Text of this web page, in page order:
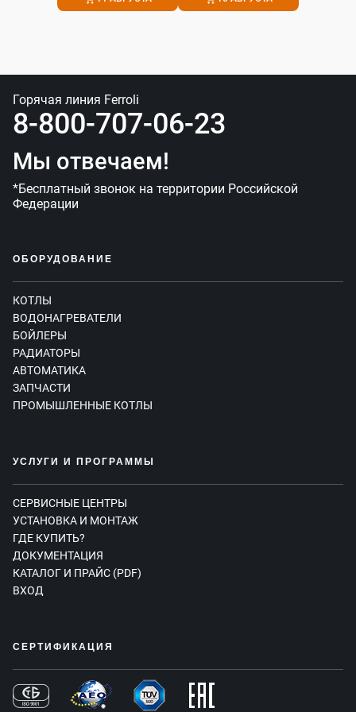
Горячая линия Ferroli
8-800-707-06-23
Мы отвечаем!
*Бесплатный звонок на территории Российской
Федерации
ОБОРУДОВАНИЕ
КОТЛЫ
ВОДОНАГРЕВАТЕЛИ
БОЙЛЕРЫ
РАДИАТОРЫ
АВТОМАТИКА
ЗАПЧАСТИ
ПРОМЫШЛЕННЫЕ КОТЛЫ
УСЛУГИ И ПРОГРАММЫ
СЕРВИСНЫЕ ЦЕНТРЫ
УСТАНОВКА И МОНТАЖ
ГДЕ КУПИТЬ?
ДОКУМЕНТАЦИЯ
КАТАЛОГ И ПРАЙС (PDF)
ВХОД
СЕРТИФИКАЦИЯ